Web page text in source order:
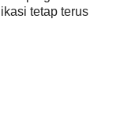
tetap terus